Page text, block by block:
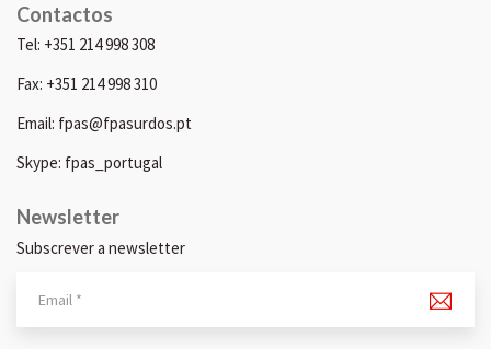
Contactos
Tel: +351 214 998 308
Fax: +351 214 998 310
Email: fpas@fpasurdos.pt
Skype: fpas_portugal
Newsletter
Subscrever a newsletter